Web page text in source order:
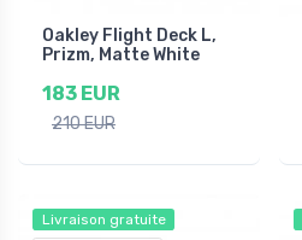
Oakley Flight Deck L,
Prizm, Matte White
183 EUR
210 EUR
Livraison gratuite